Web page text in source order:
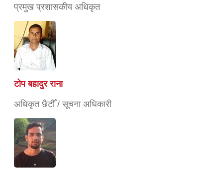
प्रमुख प्रशासकीय अधिकृत
टोप बहादुर राना
अधिकृत छैटौँ / सूचना अधिकारी